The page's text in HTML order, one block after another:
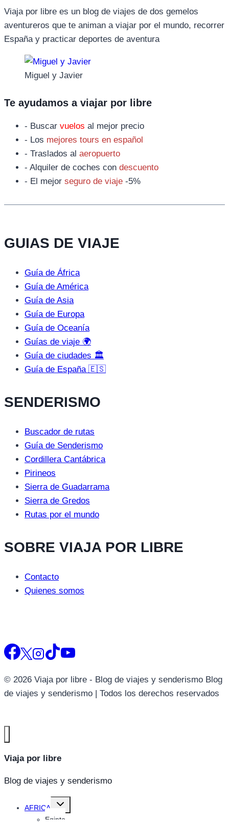
Viaja por libre es un blog de viajes de dos gemelos
aventureros que te animan a viajar por el mundo, recorrer
España y practicar deportes de aventura
Miguel y Javier
Te ayudamos a viajar por libre
- Buscar vuelos al mejor precio
- Los mejores tours en español
- Traslados al aeropuerto
- Alquiler de coches con descuento
- El mejor seguro de viaje -5%
GUIAS DE VIAJE
Guía de África
Guía de América
Guía de Asia
Guía de Europa
Guía de Oceanía
Guías de viaje 🌍
Guía de ciudades 🏛️
Guía de España 🇪🇸
SENDERISMO
Buscador de rutas
Guía de Senderismo
Cordillera Cantábrica
Pirineos
Sierra de Guadarrama
Sierra de Gredos
Rutas por el mundo
SOBRE VIAJA POR LIBRE
Contacto
Quienes somos
© 2026 Viaja por libre - Blog de viajes y senderismo Blog
de viajes y senderismo | Todos los derechos reservados
Viaja por libre
Blog de viajes y senderismo
AFRICA
Alternar
hijo
Egipto